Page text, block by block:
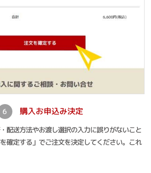
6 購入お申込み決定
配送方法やお渡し選択の入力に誤りがないこと
確定する」でご注文を決定してください。これ